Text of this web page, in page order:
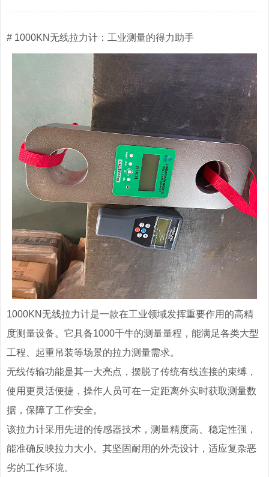
# 1000KN无线拉力计：工业测量的得力助手
1000KN无线拉力计是一款在工业领域发挥重要作用的高精
度测量设备。它具备1000千牛的测量量程，能满足各类大型
工程、起重吊装等场景的拉力测量需求。
无线传输功能是其一大亮点，摆脱了传统有线连接的束缚，
使用更灵活便捷，操作人员可在一定距离外实时获取测量数
据，保障了工作安全。
该拉力计采用先进的传感器技术，测量精度高、稳定性强，
能准确反映拉力大小。其坚固耐用的外壳设计，适应复杂恶
劣的工作环境。